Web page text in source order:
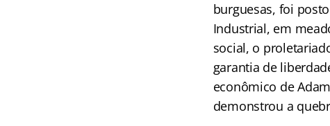
burguesas, foi
Industrial, em
social, o
garantia de
econômico de
demonstrou a